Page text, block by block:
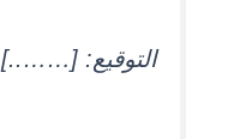
التوقيع: [……..]